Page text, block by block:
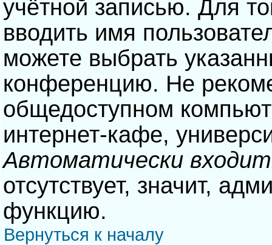
учётной записью. Для
вводить имя
можете выбрать
конференцию. Не
общедоступном
интернет-кафе,
Автоматически
отсутствует, значит,
функцию.
Вернуться к началу